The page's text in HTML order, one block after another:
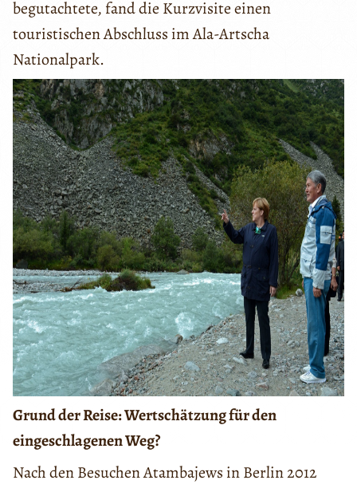
begutachtete, fand die Kurzvisite einen
touristischen Abschluss im Ala-Artscha
Nationalpark.
Grund der Reise: Wertschätzung für den
eingeschlagenen Weg?
Nach den Besuchen Atambajews in Berlin 2012